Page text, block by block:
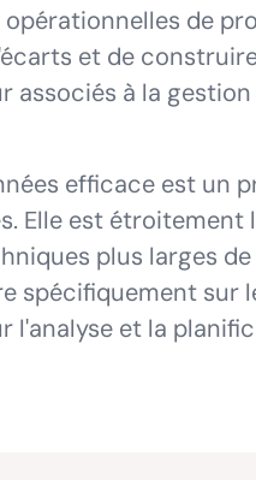
de
et de
associés à la
efficace est un
Elle est étroitement
plus larges
spécifiquement sur
l'analyse et la